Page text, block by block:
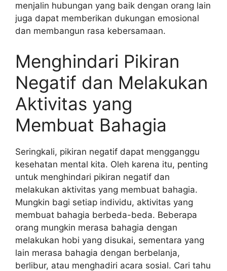
menjalin hubungan yang baik dengan orang lain
juga dapat memberikan dukungan emosional
dan membangun rasa kebersamaan.
Menghindari Pikiran
Negatif dan Melakukan
Aktivitas yang
Membuat Bahagia
Seringkali, pikiran negatif dapat mengganggu
kesehatan mental kita. Oleh karena itu, penting
untuk menghindari pikiran negatif dan
melakukan aktivitas yang membuat bahagia.
Mungkin bagi setiap individu, aktivitas yang
membuat bahagia berbeda-beda. Beberapa
orang mungkin merasa bahagia dengan
melakukan hobi yang disukai, sementara yang
lain merasa bahagia dengan berbelanja,
berlibur, atau menghadiri acara sosial. Cari tahu